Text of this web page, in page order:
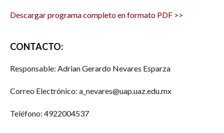
Descargar programa completo en formato PDF >>
CONTACTO:
Responsable: Adrian Gerardo Nevares Esparza
Correo Electrónico: a_nevares@uap.uaz.edu.mx
Teléfono: 4922004537